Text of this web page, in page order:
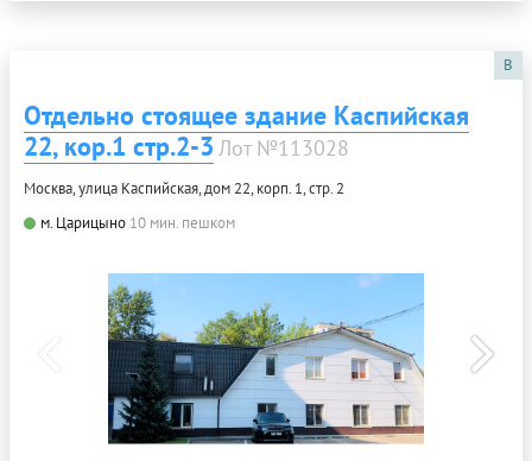
B
Отдельно стоящее здание Каспийская
22, кор.1 стр.2-3 Лот №113028
Москва, улица Каспийская, дом 22, корп. 1, стр. 2
м. Царицыно 10 мин. пешком